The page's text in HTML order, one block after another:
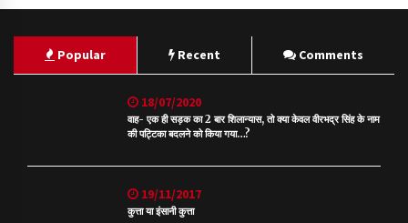
Popular Recent Comments
18/07/2020
वाह- एक ही सड़क का 2 बार शिलान्यास, तो क्या केवल वीरभद्र सिंह के नाम
की पट्टिका बदलने को किया गया…?
19/11/2017
कुत्ता या इंसानी कुत्ता